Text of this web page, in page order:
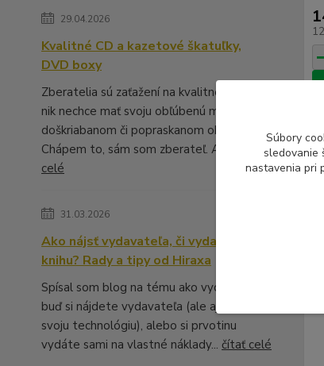
29.04.2026
Kvalitné CD a kazetové škatuľky,
DVD boxy
Zberatelia sú zaťažení na kvalitné škatuľky,
nik nechce mať svoju obľúbenú muziku v
doškriabanom či popraskanom obale.
Chápem to, sám som zberateľ. A ...
celé
31.03.2026
Ako nájsť vydavateľa, či vydať vlastnú
knihu? Rady a tipy od Hiraxa
Spísal som blog na tému ako vydať knihu -
buď si nájdete vydavateľa (ale aj to má
svoju technológiu), alebo si prvotinu
vydáte sami na vlastné náklady... čítať celé
Súbory
sledovanie
nastavenia pri